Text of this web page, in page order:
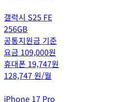
갤럭시 S25 FE
256GB
공통지원금 기준
요금 109,000원
휴대폰 19,747원
128,747 원/월
iPhone 17 Pro